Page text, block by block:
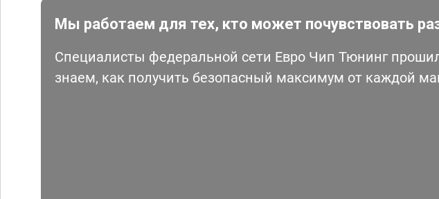
Мы работаем для тех, кто может почувствовать
Специалисты федеральной сети Евро Чип Тюнинг
знаем, как получить безопасный максимум от каждой